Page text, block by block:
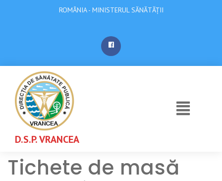
ROMÂNIA - MINISTERUL SĂNĂTĂȚII
D.S.P. VRANCEA
Tichete de masă